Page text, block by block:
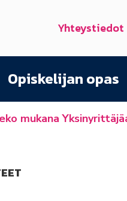
Yhteystiedot
Opiskelijan opas
mukana